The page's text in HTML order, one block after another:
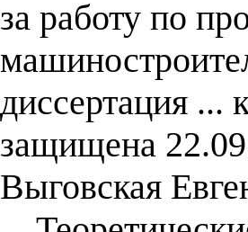
за работу по
диссертация ...
защищена
Выговская